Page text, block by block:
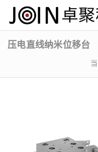
压电直线纳米位移台